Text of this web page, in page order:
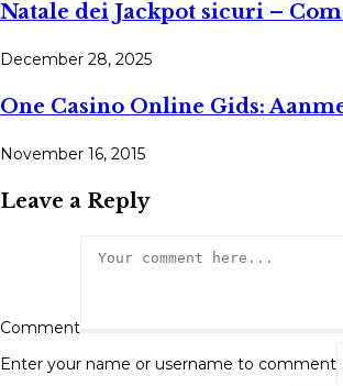
Natale dei Jackpot sicuri –
December 28, 2025
One Casino Online Gids:
November 16, 2015
Leave a Reply
Comment
Enter your name or username to comment